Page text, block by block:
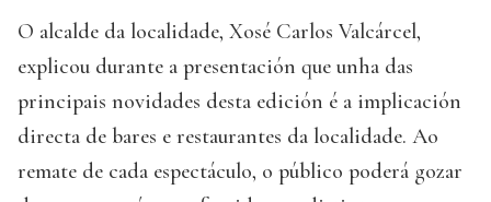
O alcalde da localidade, Xosé Carlos Valcárcel,
explicou durante a presentación que unha das
principais novidades desta edición é a implicación
directa de bares e restaurantes da localidade. Ao
remate de cada espectáculo, o público poderá gozar